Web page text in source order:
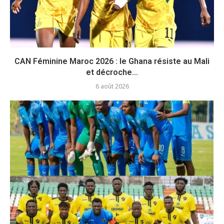
CAN Féminine Maroc 2026 : le Ghana résiste au Mali
et décroche...
6 août 2026